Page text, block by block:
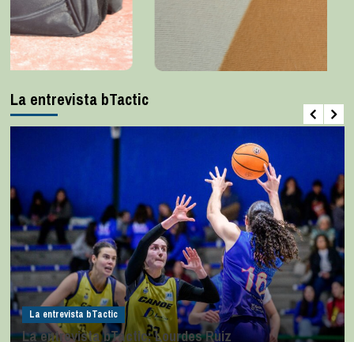
La entrevista bTactic
La entrevista bTactic
La entrevista bTactic: Lourdes Ruiz